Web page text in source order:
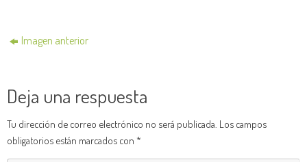
Imagen anterior
Deja una respuesta
Tu dirección de correo electrónico no será publicada. Los campos
obligatorios están marcados con *